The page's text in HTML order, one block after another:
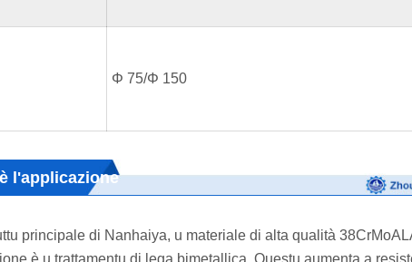
Φ 75/Φ 150
l'applicazione
principale di Nanhaiya, u materiale di alta qualità
è u trattamentu di lega bimetallica. Questu aumenta a